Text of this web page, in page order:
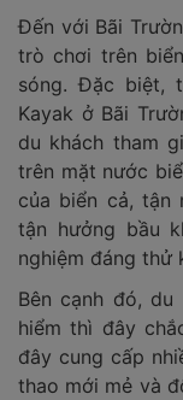
Đến với Bãi
trò chơi trên
sóng. Đặc biệt,
Kayak ở Bãi
du khách tham
trên mặt nước
của biển cả, tận
tận hưởng bầu
nghiệm đáng thử
Bên cạnh đó,
hiểm thì đây
đây cung cấp
thao mới mẻ và